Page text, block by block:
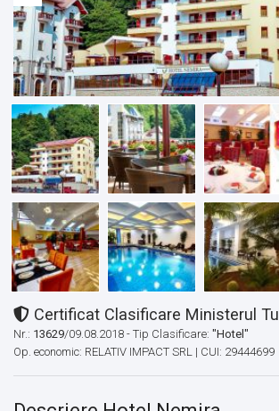
Certificat Clasificare Ministerul
Nr.: 13629/09.08.2018 - Tip Clasificare: "Hotel"
Op. economic: RELATIV IMPACT SRL | CUI: 29444699